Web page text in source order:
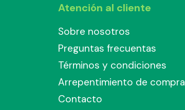
Atención al cliente
Sobre nosotros
Preguntas frecuentas
Términos y condiciones
Arrepentimiento de compra
Contacto